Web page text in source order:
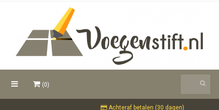
(0)
Achteraf betalen (30 dagen)